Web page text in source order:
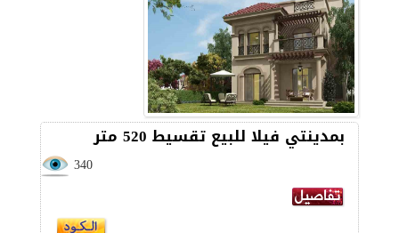
بمدينتي فيلا للبيع تقسيط 520 متر
340